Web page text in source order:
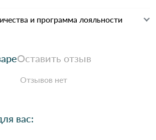
и программа лояльности
Оставить отзыв
Отзывов нет
вас: